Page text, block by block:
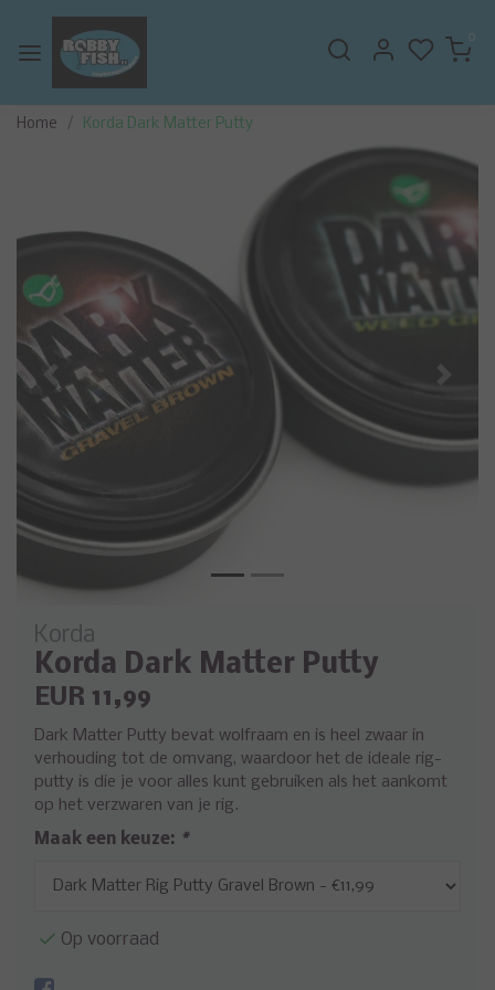
0
Home Korda Dark Matter Putty
Vorige
Korda
Korda Dark Matter Putty
EUR 11,99
Dark Matter Putty bevat wolfraam en is heel zwaar in
verhouding tot de omvang, waardoor het de ideale rig-
putty is die je voor alles kunt gebruiken als het aankomt
op het verzwaren van je rig.
Maak een keuze: *
Op voorraad